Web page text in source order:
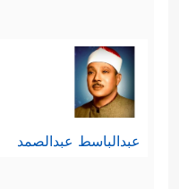
عبدالباسط عبدالصمد